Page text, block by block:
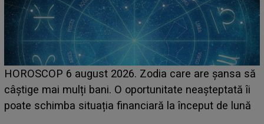
HOROSCOP 6 august 2026. Zodia care are șansa să
câștige mai mulți bani. O oportunitate neașteptată îi
poate schimba situația financiară la început de lună